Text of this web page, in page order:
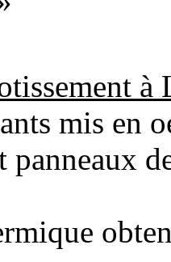
mis en
panneaux